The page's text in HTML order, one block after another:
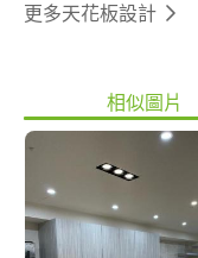
更多天花板設計
相似圖片